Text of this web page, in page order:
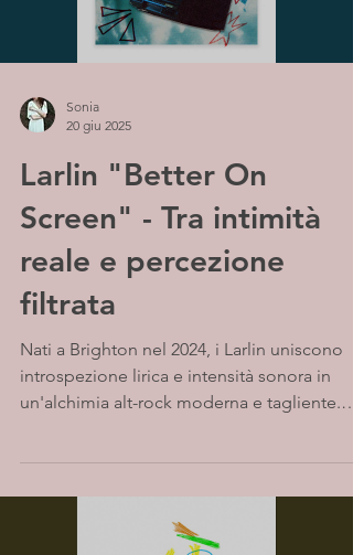
Sonia
20 giu 2025
Larlin "Better On
Screen" - Tra intimità
reale e percezione
filtrata
Nati a Brighton nel 2024, i Larlin uniscono
introspezione lirica e intensità sonora in
un'alchimia alt-rock moderna e tagliente.